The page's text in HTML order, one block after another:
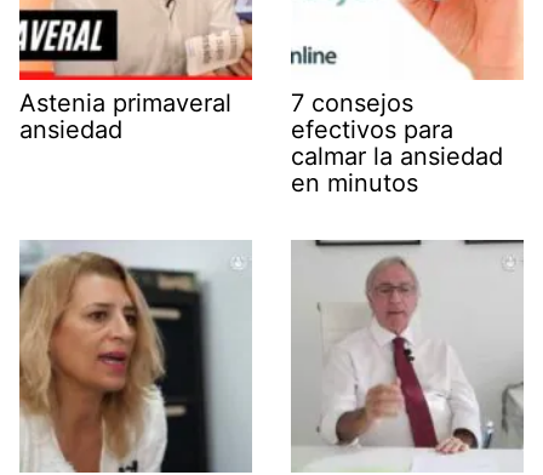
Astenia primaveral
ansiedad
7 consejos
efectivos para
calmar la ansiedad
en minutos